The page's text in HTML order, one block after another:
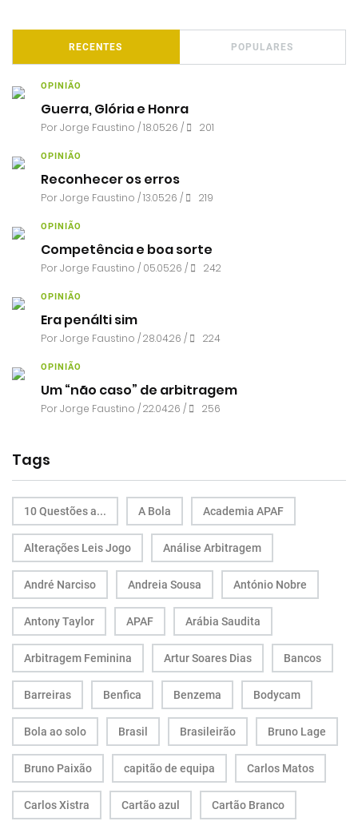
RECENTES POPULARES
OPINIÃO
Guerra, Glória e Honra
PorJorge Faustino / 18.05.26 / 201
OPINIÃO
Reconhecer os erros
PorJorge Faustino / 13.05.26 / 219
OPINIÃO
Competência e boa sorte
PorJorge Faustino / 05.05.26 / 242
OPINIÃO
Era penálti sim
PorJorge Faustino / 28.04.26 / 224
OPINIÃO
Um “não caso” de arbitragem
PorJorge Faustino / 22.04.26 / 256
Tags
10 Questões a... A Bola Academia APAF
Alterações Leis Jogo Análise Arbitragem
André Narciso Andreia Sousa António Nobre
Antony Taylor APAF Arábia Saudita
Arbitragem Feminina Artur Soares Dias Bancos
Barreiras Benfica Benzema Bodycam
Bola ao solo Brasil Brasileirão Bruno Lage
Bruno Paixão capitão de equipa Carlos Matos
Carlos Xistra Cartão azul Cartão Branco